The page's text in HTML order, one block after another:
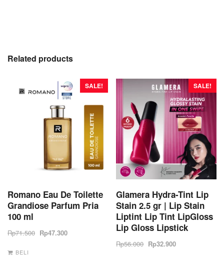
Related products
SALE!
Romano Eau De Toilette
Grandiose Parfum Pria
100 ml
Rp71.500 Rp47.300
BELI
SALE!
Glamera Hydra-Tint Lip
Stain​ 2.5 gr | Lip Stain
Liptint Lip Tint LipGloss
Lip Gloss Lipstick
Rp56.000 Rp32.900